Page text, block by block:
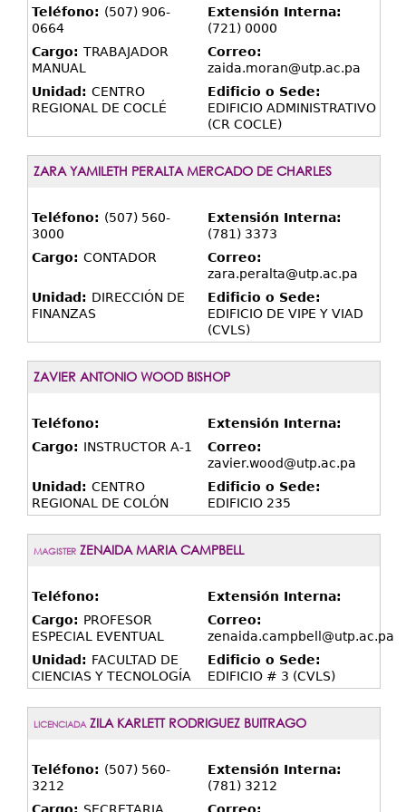
Teléfono: (507) 906-
0664
Extensión Interna:
(721) 0000
Cargo: TRABAJADOR
MANUAL
Correo:
zaida.moran@utp.ac.pa
Unidad: CENTRO
REGIONAL DE COCLÉ
Edificio o Sede:
EDIFICIO ADMINISTRATIVO
(CR COCLE)
ZARA YAMILETH PERALTA MERCADO DE CHARLES
Teléfono: (507) 560-
3000
Extensión Interna:
(781) 3373
Cargo: CONTADOR
Correo:
zara.peralta@utp.ac.pa
Unidad: DIRECCIÓN DE
FINANZAS
Edificio o Sede:
EDIFICIO DE VIPE Y VIAD
(CVLS)
ZAVIER ANTONIO WOOD BISHOP
Teléfono:
Extensión Interna:
Cargo: INSTRUCTOR A-1
Correo:
zavier.wood@utp.ac.pa
Unidad: CENTRO
REGIONAL DE COLÓN
Edificio o Sede:
EDIFICIO 235
MAGISTER ZENAIDA MARIA CAMPBELL
Teléfono:
Extensión Interna:
Cargo: PROFESOR
ESPECIAL EVENTUAL
Correo:
zenaida.campbell@utp.ac.pa
Unidad: FACULTAD DE
CIENCIAS Y TECNOLOGÍA
Edificio o Sede:
EDIFICIO # 3 (CVLS)
LICENCIADA ZILA KARLETT RODRIGUEZ BUITRAGO
Teléfono: (507) 560-
3212
Extensión Interna:
(781) 3212